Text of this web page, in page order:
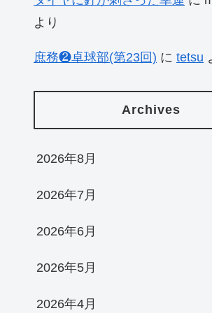
より
庶務❷卓球部(第23回) に tetsu
Archives
2026年8月
2026年7月
2026年6月
2026年5月
2026年4月